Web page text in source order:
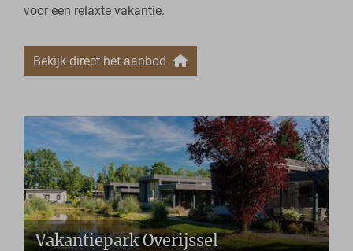
voor een relaxte vakantie.
Bekijk direct het aanbod
Vakantiepark Overijssel